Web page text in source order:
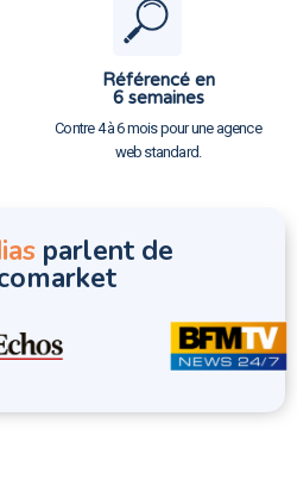
Référencé en
6 semaines
Contre 4 à 6 mois pour une agence
web standard.
parlent de